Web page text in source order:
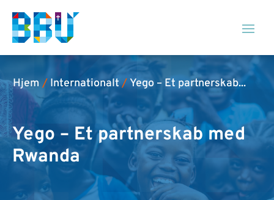
Hjem / Internationalt/Yego – Et partnerskab...
Yego – Et partnerskab med
Rwanda